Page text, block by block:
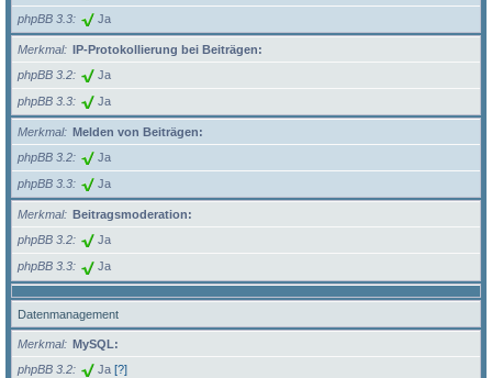
phpBB 3.3 Ja
Merkmal
IP-Protokollierung bei Beiträgen:
phpBB 3.2
Ja
phpBB 3.3 Ja
Merkmal
Melden von Beiträgen:
phpBB 3.2
Ja
phpBB 3.3 Ja
Merkmal
Beitragsmoderation:
phpBB 3.2
Ja
phpBB 3.3 Ja
Datenmanagement
Merkmal
MySQL:
phpBB 3.2
Ja [?]